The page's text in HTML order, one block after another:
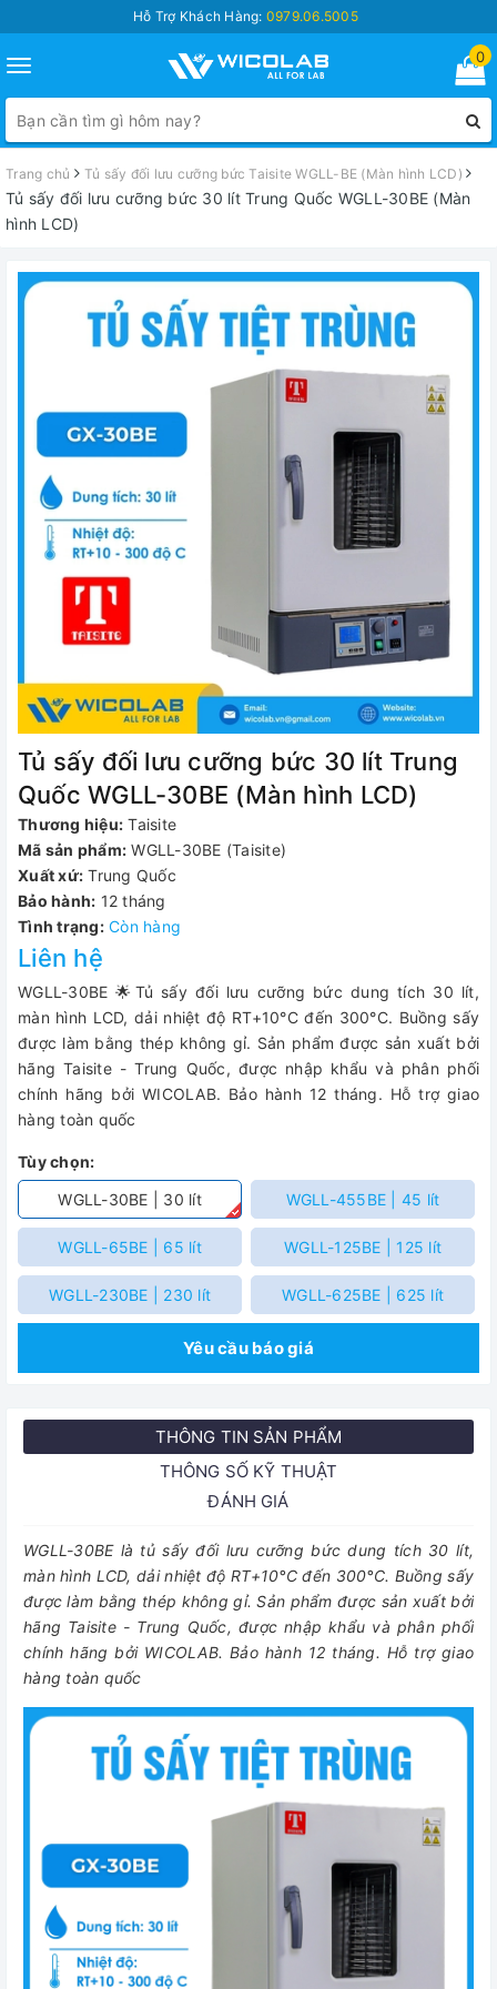
Hỗ Trợ Khách Hàng: 0979.06.5005
Toggle
navigation
0
Trang chủ Tủ sấy đối lưu cưỡng bức Taisite WGLL-BE (Màn hình LCD)
Tủ sấy đối lưu cưỡng bức 30 lít Trung Quốc WGLL-30BE (Màn
hình LCD)
Tủ sấy đối lưu cưỡng bức 30 lít Trung
Quốc WGLL-30BE (Màn hình LCD)
Thương hiệu: Taisite
Mã sản phẩm: WGLL-30BE (Taisite)
Xuất xứ: Trung Quốc
Bảo hành: 12 tháng
Tình trạng: Còn hàng
Liên hệ
WGLL-30BE 🌟Tủ sấy đối lưu cưỡng bức dung tích 30 lít,
màn hình LCD, dải nhiệt độ RT+10°C đến 300°C. Buồng sấy
được làm bằng thép không gỉ. Sản phẩm được sản xuất bởi
hãng Taisite - Trung Quốc, được nhập khẩu và phân phối
chính hãng bởi WICOLAB. Bảo hành 12 tháng. Hỗ trợ giao
hàng toàn quốc
Tùy chọn:
WGLL-30BE | 30 lít
WGLL-455BE | 45 lít
WGLL-65BE | 65 lít WGLL-125BE | 125 lít
WGLL-230BE | 230 lít WGLL-625BE | 625 lít
Yêu cầu báo giá
THÔNG TIN SẢN PHẨM
THÔNG SỐ KỸ THUẬT
ĐÁNH GIÁ
WGLL-30BE là tủ sấy đối lưu cưỡng bức dung tích 30 lít,
màn hình LCD, dải nhiệt độ RT+10°C đến 300°C. Buồng sấy
được làm bằng thép không gỉ. Sản phẩm được sản xuất bởi
hãng Taisite - Trung Quốc, được nhập khẩu và phân phối
chính hãng bởi WICOLAB. Bảo hành 12 tháng. Hỗ trợ giao
hàng toàn quốc